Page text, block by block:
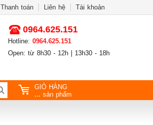
Thanh toán Liên hệ Tài khoản
0964.625.151
Hotline: 0964.625.151
Open: từ 8h30 - 12h | 13h30 - 18h
GIỎ HÀNG
... sản phẩm